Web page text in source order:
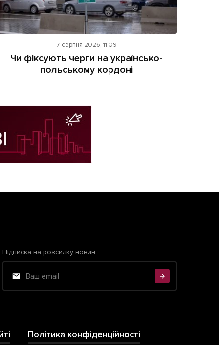
7 серпня 2026, 11:09
Чи фіксують черги на українсько-
польському кордоні
Підписка на розсилку новин
Політика конфіденційності